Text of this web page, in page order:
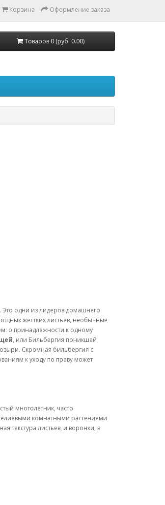
Корзина Оформление заказа
Товаров 0 (руб. 0.00)
Это одни из лидеров домашнего
жестких листьев, необычные
о принадлежности к одному
, или Бильбергия поникшей
Скромная бильбергия с
к уходу по праву может
многолетник, часто
комнатными растениями
текстура листьев, и воронки, в